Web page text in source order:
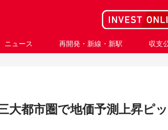
ニュース 再開発・新線・新駅 収支
大都市圏で地価予測上昇ピ